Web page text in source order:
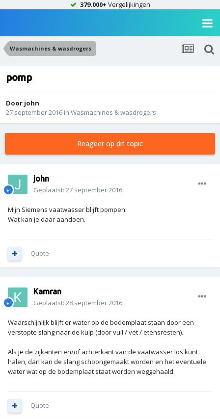
379.000+ Vergelijkingen
Wasmachines & wasdrogers
pomp
Door john
27 september 2016 in Wasmachines & wasdrogers
Reageer op dit topic
john
Geplaatst: 27 september 2016
MIjn Siemens vaatwasser blijft pompen.
Wat kan je daar aandoen.
Quote
Kamran
Geplaatst: 28 september 2016
Waarschijnlijk blijft er water op de bodemplaat staan door een
verstopte slang naar de kuip (door vuil / vet / etensresten).
Als je de zijkanten en/of achterkant van de vaatwasser los kunt
halen, dan kan de slang schoongemaakt worden en het eventuele
water wat op de bodemplaat staat worden weggehaald.
Quote